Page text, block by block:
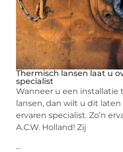
Thermisch lansen laat u
specialist
Wanneer u een
lansen, dan wilt u dit
ervaren specialist. Zo’n
A.C.W. Holland! Zij
...